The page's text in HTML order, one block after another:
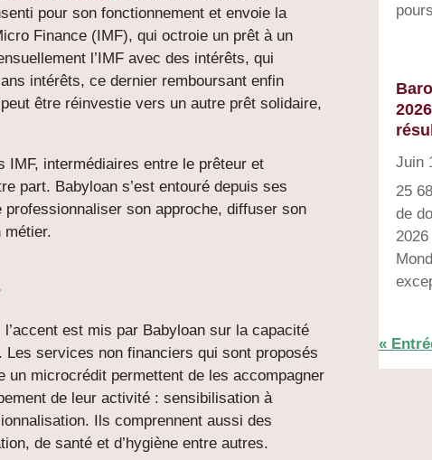
pour son fonctionnement et envoie la
Finance (IMF), qui octroie un prêt à un
l’IMF avec des intérêts, qui
intérêts, ce dernier remboursant enfin
être réinvestie vers un autre prêt solidaire,
IMF, intermédiaires entre le prêteur et
part. Babyloan s’est entouré depuis ses
son approche, diffuser son
métier.
est mis par Babyloan sur la capacité
Les services non financiers qui sont proposés
microcrédit permettent de les accompagner
de leur activité : sensibilisation à
Ils comprennent aussi des
de santé et d’hygiène entre autres.
Juin
25
de
«